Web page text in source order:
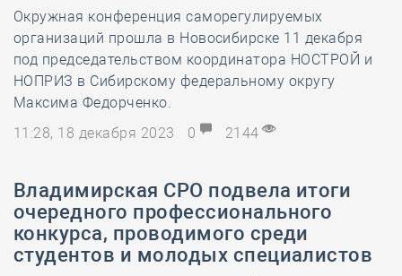
Окружная конференция саморегулируемых
организаций прошла в Новосибирске 11 декабря
под председательством координатора НОСТРОЙ и
НОПРИЗ в Сибирскому федеральному округу
Максима Федорченко.
11:28, 18 декабря 2023
0 2144
Владимирская СРО подвела итоги
очередного профессионального
конкурса, проводимого среди
студентов и молодых специалистов